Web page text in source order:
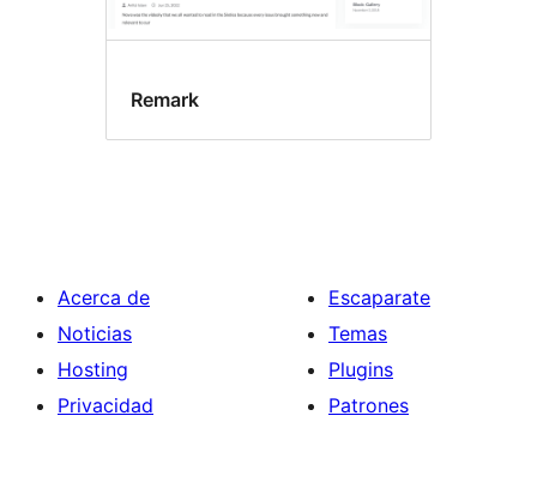
Remark
Acerca de
Noticias
Hosting
Privacidad
Escaparate
Temas
Plugins
Patrones